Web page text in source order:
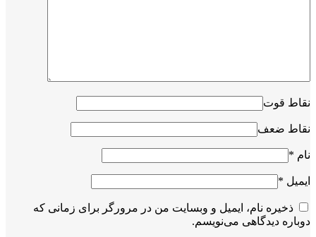
نقاط قوت
نقاط ضعف
نام *
ایمیل *
ذخیره نام، ایمیل و وبسایت من در مرورگر برای زمانی که
دوباره دیدگاهی می‌نویسم.